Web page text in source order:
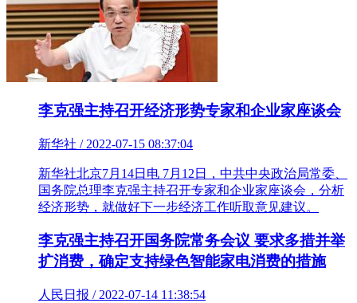
李克强主持召开经济形势专家和企业家座谈会
新华社 / 2022-07-15 08:37:04
新华社北京7月14日电 7月12日，中共中央政治局常委、
国务院总理李克强主持召开专家和企业家座谈会，分析
经济形势，就做好下一步经济工作听取意见建议。
李克强主持召开国务院常务会议 要求多措并举
扩消费，确定支持绿色智能家电消费的措施
人民日报 / 2022-07-14 11:38:54